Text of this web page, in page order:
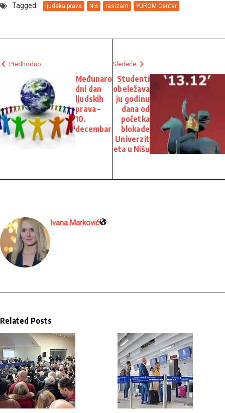
Tagged: ljudska prava Niš rasizam YUROM Centar
Predhodno
Međunaro
dni dan
ljudskih
prava –
10.
decembar
Sledeće
Studenti
obeležava
ju godinu
dana od
početka
blokade
Univerzit
eta u Nišu
Ivana Marković
Related Posts